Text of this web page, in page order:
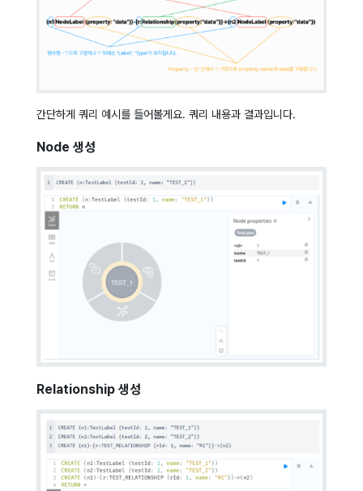
간단하게 쿼리 예시를 들어볼게요. 쿼리 내용과 결과입니다.
Node 생성
Relationship 생성